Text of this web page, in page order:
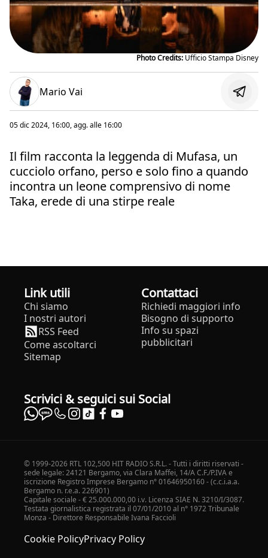
Photo Credits:Ufficio Stampa Disney
Mario Vai
05 dic 2024, 16:00, agg. alle 16:00
Il film racconta la leggenda di Mufasa, un
cucciolo orfano, perso e solo fino a quando
incontra un leone comprensivo di nome
Taka, erede di una stirpe reale
Link utili
Chi siamo
I nostri autori
RSS Feed
Come ascoltarci
Sitemap
Contattaci
Richiedi maggiori info
Bisogno di supporto
Info su spazi
pubblicitari
Scrivici & seguici sui Social
© 1999-2026 RTL 102,500 HIT RADIO S.R.L. - Tutti i diritti riservati -
sede legale: 24121 Bergamo, via Clara Maffei, 14/A C.F./P.IVA e
iscrizione Registro Imprese Bergamo n° 01646950160 - (c.c.i.a.a.
Bergamo n. r.e.a. 226901)
Capitale sociale - € 25.000.000,00 i.v. Licenza SIAE N. 3210/I/3087.
Testata giornalistica registrata il 07/01/2010 al n° 1972 Tribunale
Monza - Direttore Responsabile Ivana Faccioli
Cookie PolicyPrivacy Policy